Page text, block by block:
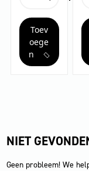
verbindingsstuk
Ø
75
mm
Toev
oege
n
NIET
Geen probleem! We